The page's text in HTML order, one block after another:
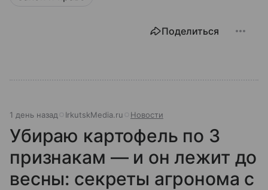
Поделиться
1 день назад IrkutskMedia.ru Новости
Убираю картофель по 3
признакам — и он лежит до
весны: секреты агронома с